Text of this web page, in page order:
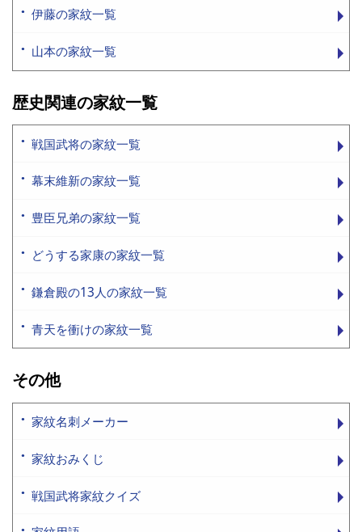
伊藤の家紋一覧
山本の家紋一覧
歴史関連の家紋一覧
戦国武将の家紋一覧
幕末維新の家紋一覧
豊臣兄弟の家紋一覧
どうする家康の家紋一覧
鎌倉殿の13人の家紋一覧
青天を衝けの家紋一覧
その他
家紋名刺メーカー
家紋おみくじ
戦国武将家紋クイズ